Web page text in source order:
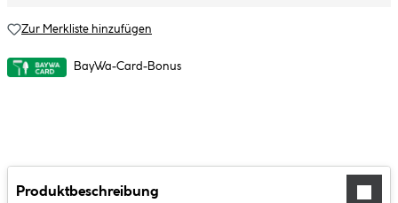
Zur Merkliste hinzufügen
BayWa-Card-Bonus
Produktbeschreibung